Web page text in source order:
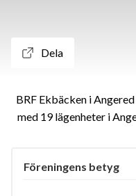
Dela
BRF Ekbäcken i
med 19 lägenheter i
Föreningens betyg